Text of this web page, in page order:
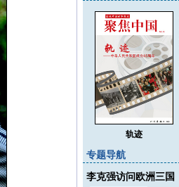
轨迹
专题导航
李克强访问欧洲三国